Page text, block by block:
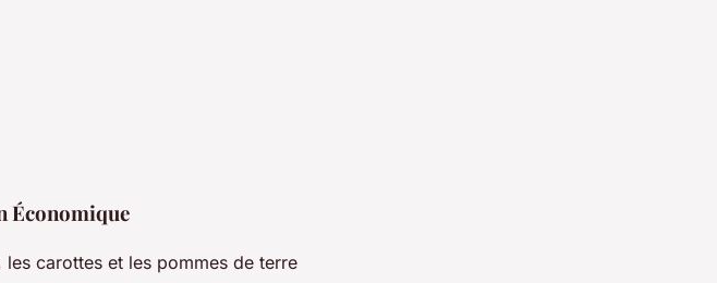
Économique
carottes et les pommes de terre